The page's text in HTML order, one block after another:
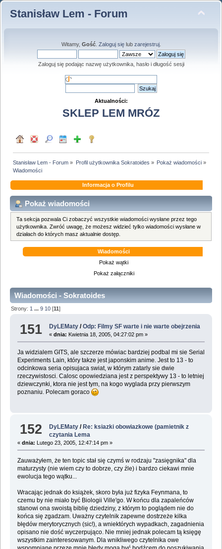
Stanisław Lem - Forum
Witamy, Gość. Zaloguj sięlub zarejestruj.
Zaloguj się podając nazwę użytkownika, hasło i długość sesji
Aktualności:
SKLEP LEM MRÓZ
Stanisław Lem - Forum » Profil użytkownika Sokratoides » Pokaż wiadomości»
Wiadomości
Informacja o Profilu
Pokaż wiadomości
Ta sekcja pozwala Ci zobaczyć wszystkie wiadomości wysłane przez tego
użytkownika. Zwróć uwagę, że możesz widzieć tylko wiadomości wysłane w
działach do których masz aktualnie dostęp.
Wiadomości
Pokaż wątki
Pokaż załączniki
Wiadomości - Sokratoides
Strony: 1 ...9 10 [11]
151 DyLEMaty /Odp: Filmy SF warte i nie warte obejrzenia
«dnia: Kwietnia 18, 2005, 04:27:02 pm »
Ja widzialem GITS, ale szczerze mówiac bardziej podbal mi sie Serial
Experiments Lain, który takze jest japonskim anime. Jest to 13 - to
odcinkowa seria opisujaca swiat, w którym zatarly sie dwie
rzeczywistosci. Calosc opowiedziana jest z perspektywy 13 - to letniej
dziewczynki, ktora nie jest tym, na kogo wyglada przy pierwszym
poznaniu. Polecam goraco
152 DyLEMaty /Re: ksiazki obowiazkowe (pamietnik z
czytania Lema
« dnia: Lutego 23, 2005, 12:47:14 pm »
Zauważyłem, że ten topic stał się czymś w rodzaju "zasięgnika" dla
maturzysty (nie wiem czy to dobrze, czy źle) i bardzo ciekawi mnie
ewolucja tego wątku...
Wracając jednak do książek, skoro była już fizyka Feynmana, to
czemu by nie miało być Biologii Ville'go. W końcu dla zapaleńców
stanowi ona swoistą biblię dziedziny, z którym to poglądem nie do
końca się zgadzam. Uważny czytelnik zapewne dostrzeże kilka
błędów merytorycznych (sic!), a wniektórych wypadkach, zagadnienia
opisano nie dość wyczerpująco. Nie mniej jednak polecam tą księgę
wszystkim zainteresowanym. Dla wnikliwego czytelnika owe